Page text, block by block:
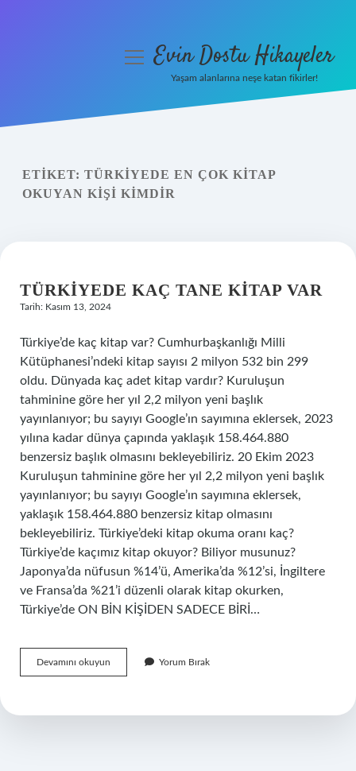
Yasal Uyarı
menüyüEvin Dostu Hikayeler
Yaşam alanlarına neşe katan fikirler!
ETIKET: TÜRKIYEDE EN ÇOK KITAP
OKUYAN KIŞI KIMDIR
TÜRKIYEDE KAÇ TANE KITAP VAR
Tarih: Kasım 13, 2024
Türkiye’de kaç kitap var? Cumhurbaşkanlığı Milli
Kütüphanesi’ndeki kitap sayısı 2 milyon 532 bin 299
oldu. Dünyada kaç adet kitap vardır? Kuruluşun
tahminine göre her yıl 2,2 milyon yeni başlık
yayınlanıyor; bu sayıyı Google’ın sayımına eklersek, 2023
yılına kadar dünya çapında yaklaşık 158.464.880
benzersiz başlık olmasını bekleyebiliriz. 20 Ekim 2023
Kuruluşun tahminine göre her yıl 2,2 milyon yeni başlık
yayınlanıyor; bu sayıyı Google’ın sayımına eklersek,
yaklaşık 158.464.880 benzersiz kitap olmasını
bekleyebiliriz. Türkiye’deki kitap okuma oranı kaç?
Türkiye’de kaçımız kitap okuyor? Biliyor musunuz?
Japonya’da nüfusun %14’ü, Amerika’da %12’si, İngiltere
ve Fransa’da %21’i düzenli olarak kitap okurken,
Türkiye’de ON BİN KİŞİDEN SADECE BİRİ…
Devamını okuyun Türkiyede
Kaç
Var
Yorum Bırak